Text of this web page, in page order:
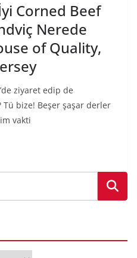
Corned Beef
Nerede
of Quality,
ziyaret edip de
Tü bize! Beşer şaşar derler
vakti